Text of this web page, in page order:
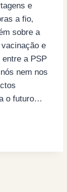
e
a fio,
sobre a
e
a PSP
nem nos
o futuro…